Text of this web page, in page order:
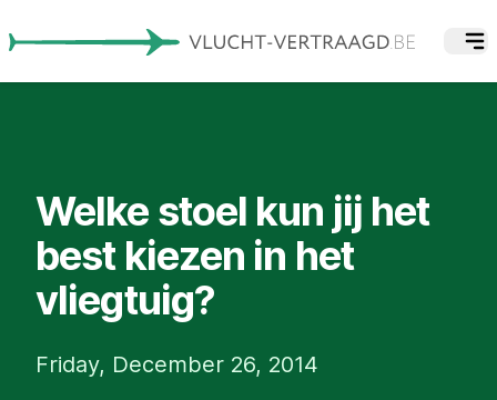
Welke stoel kun jij het
best kiezen in het
vliegtuig?
Friday, December 26, 2014